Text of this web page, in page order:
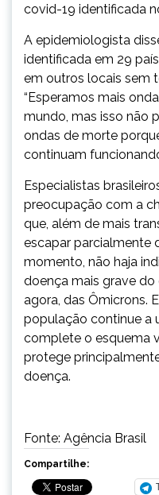
covid-19 identificada
A epidemiologista
identificada em 29
em outros locais sem
“Esperamos mais
mundo, mas isso não
ondas de morte
continuam
Especialistas
preocupação com a
que, além de mais
escapar parcialmente
momento, não haja
doença mais grave do
agora, das Ômicrons.
população continue a
complete o esquema
protege
doença.
Fonte: Agência Brasil
Compartilhe: